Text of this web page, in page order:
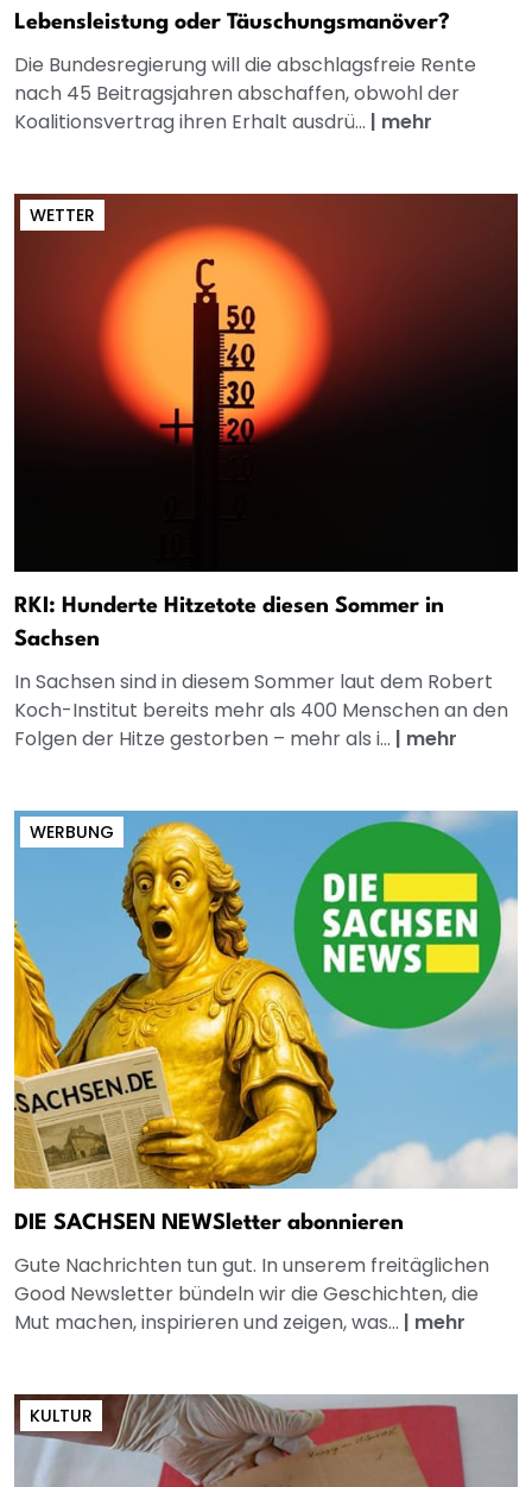
Lebensleistung oder Täuschungsmanöver?
Die Bundesregierung will die abschlagsfreie Rente
nach 45 Beitragsjahren abschaffen, obwohl der
Koalitionsvertrag ihren Erhalt ausdrü... | mehr
WETTER
RKI: Hunderte Hitzetote diesen Sommer in
Sachsen
In Sachsen sind in diesem Sommer laut dem Robert
Koch-Institut bereits mehr als 400 Menschen an den
Folgen der Hitze gestorben – mehr als i... | mehr
WERBUNG
DIE SACHSEN NEWSletter abonnieren
Gute Nachrichten tun gut. In unserem freitäglichen
Good Newsletter bündeln wir die Geschichten, die
Mut machen, inspirieren und zeigen, was... | mehr
KULTUR